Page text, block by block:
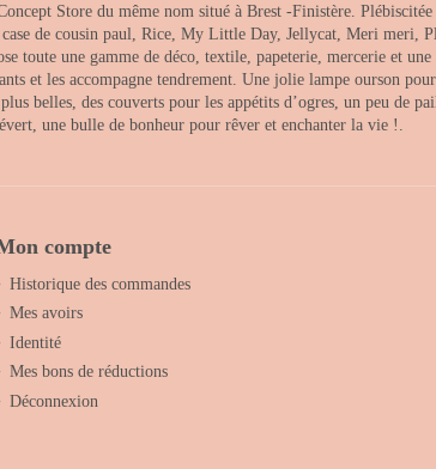
Store du même nom situé à Brest -Finistère.
de cousin paul, Rice, My Little Day, Jellycat, Meri
toute une gamme de déco, textile, papeterie, mercerie et
et les accompagne tendrement. Une jolie lampe ourson
belles, des couverts pour les appétits d’ogres, un peu de
une bulle de bonheur pour rêver et enchanter la vie !.
compte
Historique des commandes
Mes avoirs
Identité
Mes bons de réductions
Déconnexion